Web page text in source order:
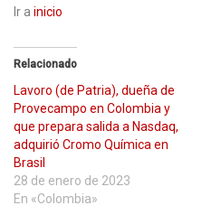
Ir a inicio
Relacionado
Lavoro (de Patria), dueña de
Provecampo en Colombia y
que prepara salida a Nasdaq,
adquirió Cromo Química en
Brasil
28 de enero de 2023
En «Colombia»